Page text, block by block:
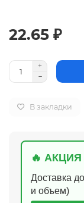
22.65 ₽
В закладки
🔥
Доставка
и объем)